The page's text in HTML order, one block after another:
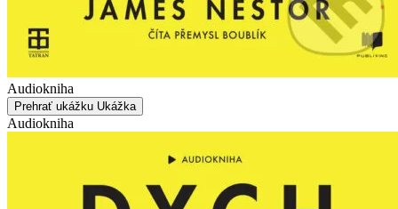
Audiokniha
Prehrať ukážku Ukážka
Audiokniha